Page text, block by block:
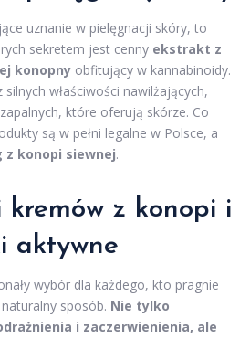
uznanie w pielęgnacji skóry, to
sekretem jest cenny ekstrakt z
konopny obfitujący w kannabinoidy.
właściwości nawilżających,
które oferują skórze. Co
są w pełni legalne w Polsce, a
z konopi siewnej.
kremów z konopi i
aktywne
wybór dla każdego, kto pragnie
sposób. Nie tylko
i zaczerwienienia, ale